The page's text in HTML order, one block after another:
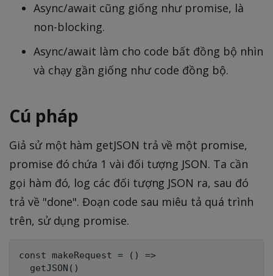
Async/await cũng giống như promise, là
non-blocking.
Async/await làm cho code bất đồng bộ nhìn
và chạy gần giống như code đồng bộ.
Cú pháp
Giả sử một hàm getJSON trả về một promise,
promise đó chứa 1 vài đối tượng JSON. Ta cần
gọi hàm đó, log các đối tượng JSON ra, sau đó
trả về "done". Đoạn code sau miêu tả quá trình
trên, sử dụng promise.
const makeRequest = () =>
  getJSON()